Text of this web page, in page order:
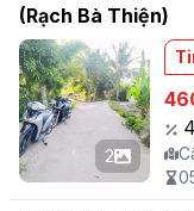
(Rạch Bà Thiện)
2